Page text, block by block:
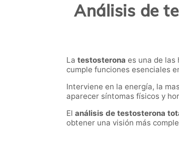
Análisis de
La testosterona es una de las
cumple funciones esenciales
Interviene en la energía, la
aparecer síntomas físicos y
El análisis de testosterona
obtener una visión más